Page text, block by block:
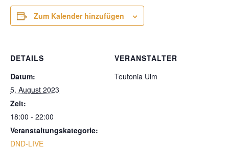
Zum Kalender hinzufügen
DETAILS
Datum:
5. August 2023
Zeit:
18:00 - 22:00
Veranstaltungskategorie:
DND-LIVE
VERANSTALTER
Teutonia Ulm